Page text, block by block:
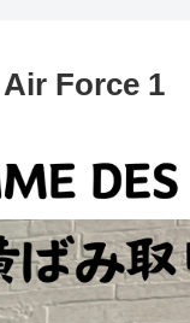
Force 1